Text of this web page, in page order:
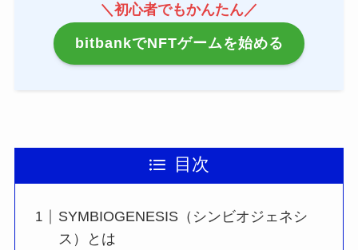
＼ 初心者でもかんたん／
bitbankでNFTゲームを始める
目次
SYMBIOGENESIS（シンビオジェネシ
ス）とは